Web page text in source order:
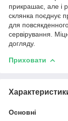
прикрашає, але і
склянка поєднує
для
сервірування.
догляду.
Приховати
Основні